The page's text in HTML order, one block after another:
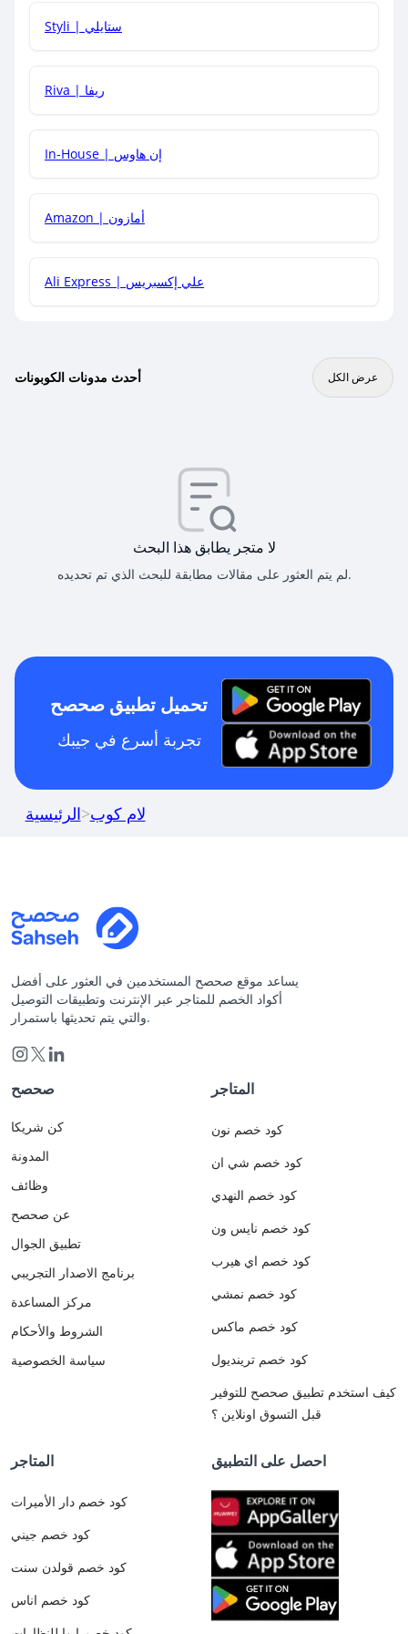
هل يمكنني جمع كود خصم مع العروض الأخرى؟
Styli | ستايلي
Riva | ريفا
In-House | إن هاوس
Amazon | أمازون
Ali Express | علي إكسبريس
أحدث مدونات الكوبونات عرض الكل
لا متجر يطابق هذا البحث
لم يتم العثور على مقالات مطابقة للبحث الذي تم تحديده.
تحميل تطبيق صحصح
تجربة أسرع في جيبك
الرئيسية>لام كوب
يساعد موقع صحصح المستخدمين في العثور على أفضل
أكواد الخصم للمتاجر عبر الإنترنت وتطبيقات التوصيل
والتي يتم تحديثها باستمرار.
صحصح
كن شريكا
المدونة
وظائف
عن صحصح
تطبيق الجوال
برنامج الاصدار التجريبي
مركز المساعدة
الشروط والأحكام
سياسة الخصوصية
المتاجر
كود خصم نون
كود خصم شي ان
كود خصم النهدي
كود خصم نايس ون
كود خصم اي هيرب
كود خصم نمشي
كود خصم ماكس
كود خصم ترينديول
كيف استخدم تطبيق صحصح للتوفير
قبل التسوق اونلاين ؟
المتاجر
كود خصم دار الأميرات
كود خصم جيني
كود خصم قولدن سنت
كود خصم اناس
احصل على التطبيق